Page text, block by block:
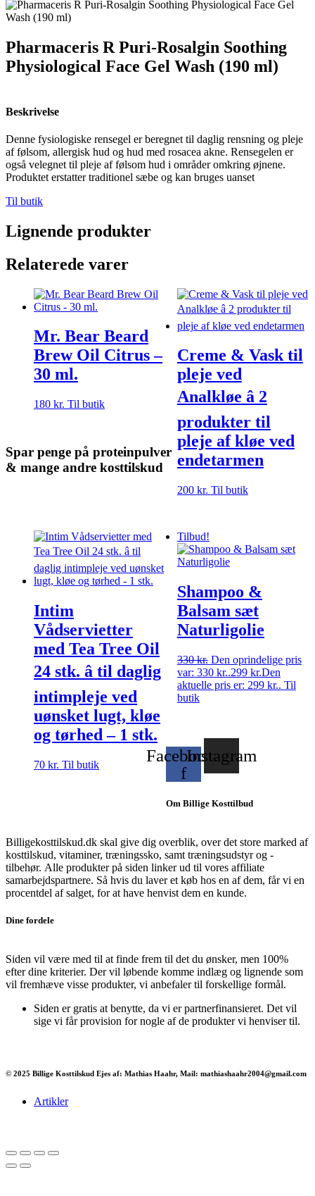
Pharmaceris R Puri-Rosalgin Soothing
Physiological Face Gel Wash (190 ml)
Beskrivelse
Denne fysiologiske rensegel er beregnet til daglig rensning og pleje
af følsom, allergisk hud og hud med rosacea akne. Rensegelen er
også velegnet til pleje af følsom hud i områder omkring øjnene.
Produktet erstatter traditionel sæbe og kan bruges uanset
Til butik
Lignende produkter
Relaterede varer
Mr. Bear Beard
Brew Oil Citrus –
30 ml.
180 kr. Til butik
Creme & Vask til
pleje ved
Analkløe â 2
produkter til
pleje af kløe ved
endetarmen
200 kr. Til butik
Intim
Vådservietter
med Tea Tree Oil
24 stk. â til daglig
intimpleje ved
uønsket lugt, kløe
og tørhed – 1 stk.
70 kr. Til butik
Tilbud!
Shampoo &
Balsam sæt
Naturligolie
330kr. Den oprindelige pris
var: 330 kr..299 kr.Den
aktuelle pris er: 299 kr.. Til
butik
Spar penge på proteinpulver
& mange andre kosttilskud
Facebook-
f
Instagram
Om Billige Kosttilbud
Billigekosttilskud.dk skal give dig overblik, over det store marked af
kosttilskud, vitaminer, træningssko, samt træningsudstyr og -
tilbehør. Alle produkter på siden linker ud til vores affiliate
samarbejdspartnere. Så hvis du laver et køb hos en af dem, får vi en
procentdel af salget, for at have henvist dem en kunde.
Dine fordele
Siden vil være med til at finde frem til det du ønsker, men 100%
efter dine kriterier. Der vil løbende komme indlæg og lignende som
vil fremhæve visse produkter, vi anbefaler til forskellige formål.
Siden er gratis at benytte, da vi er partnerfinansieret. Det vil
sige vi får provision for nogle af de produkter vi henviser til.
© 2025 Billige Kosttilskud Ejes af: Mathias Haahr, Mail: mathiashaahr2004@gmail.com
Artikler